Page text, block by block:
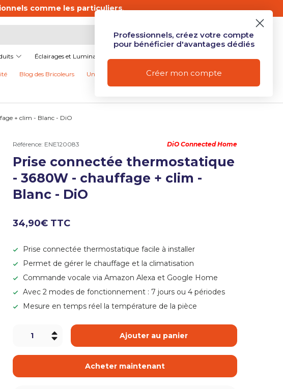
comme les particuliers.
Mon compte
Se connecterPanier
Éclairages et Luminaires
Blog des Bricoleurs Univers Camping Nos promotions
+ clim - Blanc - DiO
1 dans la vue de galerie
Référence: ENE120083 DiO Connected Home
Prise connectée thermostatique
- 3680W - chauffage + clim -
Blanc - DiO
34,90€ TTC
Prise connectée thermostatique facile à installer
Permet de gérer le chauffage et la climatisation
Commande vocale via Amazon Alexa et Google Home
Avec 2 modes de fonctionnement : 7 jours ou 4 périodes
Mesure en temps réel la température de la pièce
-+ Ajouter au panier
Acheter maintenant
Professionnels, créez votre compte
pour bénéficier d'avantages dédiés
Créer mon compte